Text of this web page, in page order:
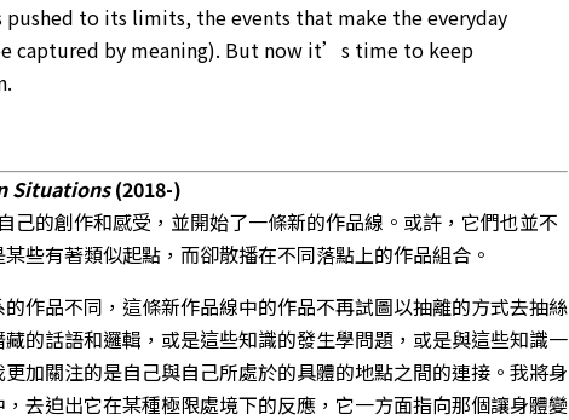
pushed to its limits, the events that make the everyday
captured by meaning). But now it’s time to keep
Situations(2018-)
己的創作和感受，並開始了一條新的作品線。或許，它們也並不
些有著類似起點，而卻散播在不同落點上的作品組合。
作品不同，這條新作品線中的作品不再試圖以抽離的方式去抽絲
的話語和邏輯，或是這些知識的發生學問題，或是與這些知識一
加關注的是自己與自己所處於的具體的地點之間的連接。我將身
去迫出它在某種極限處境下的反應，它一方面指向那個讓身體變